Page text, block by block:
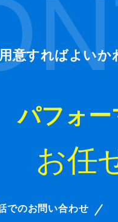
意すればよい
パフォー
お任
でのお問い合わせ